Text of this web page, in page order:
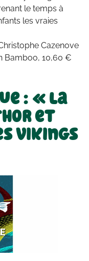
le temps à
les vraies
Cazenove
Bamboo, 10,60 €
: « La
et
vikings